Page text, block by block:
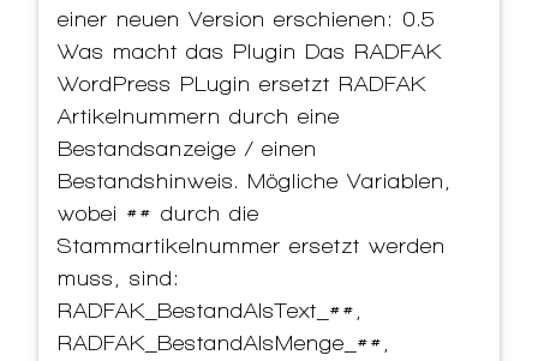
einer neuen Version erschienen: 0.5
Was macht das Plugin Das RADFAK
WordPress PLugin ersetzt RADFAK
Artikelnummern durch eine
Bestandsanzeige / einen
Bestandshinweis. Mögliche Variablen,
wobei ## durch die
Stammartikelnummer ersetzt werden
muss, sind:
RADFAK_BestandAlsText_##,
RADFAK_BestandAlsMenge_##,